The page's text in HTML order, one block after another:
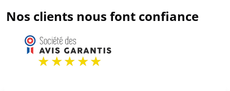
Nos clients nous font confiance